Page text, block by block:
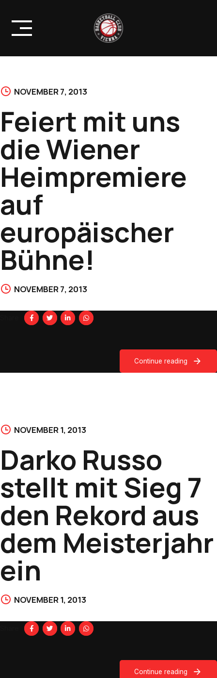
content
NOVEMBER 7, 2013
Feiert mit uns
die Wiener
Heimpremiere
auf
europäischer
Bühne!
NOVEMBER 7, 2013
Continue reading
NOVEMBER 1, 2013
Darko Russo
stellt mit Sieg 7
den Rekord aus
dem Meisterjahr
ein
NOVEMBER 1, 2013
Continue reading